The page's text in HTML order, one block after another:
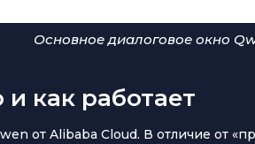
Основное диалоговое окно
и как работает
от Alibaba Cloud. В отличие от